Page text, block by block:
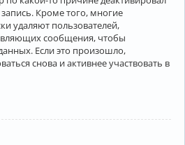
Кроме того, многие
удаляют пользователей,
сообщения, чтобы
Если это произошло,
снова и активнее участвовать в